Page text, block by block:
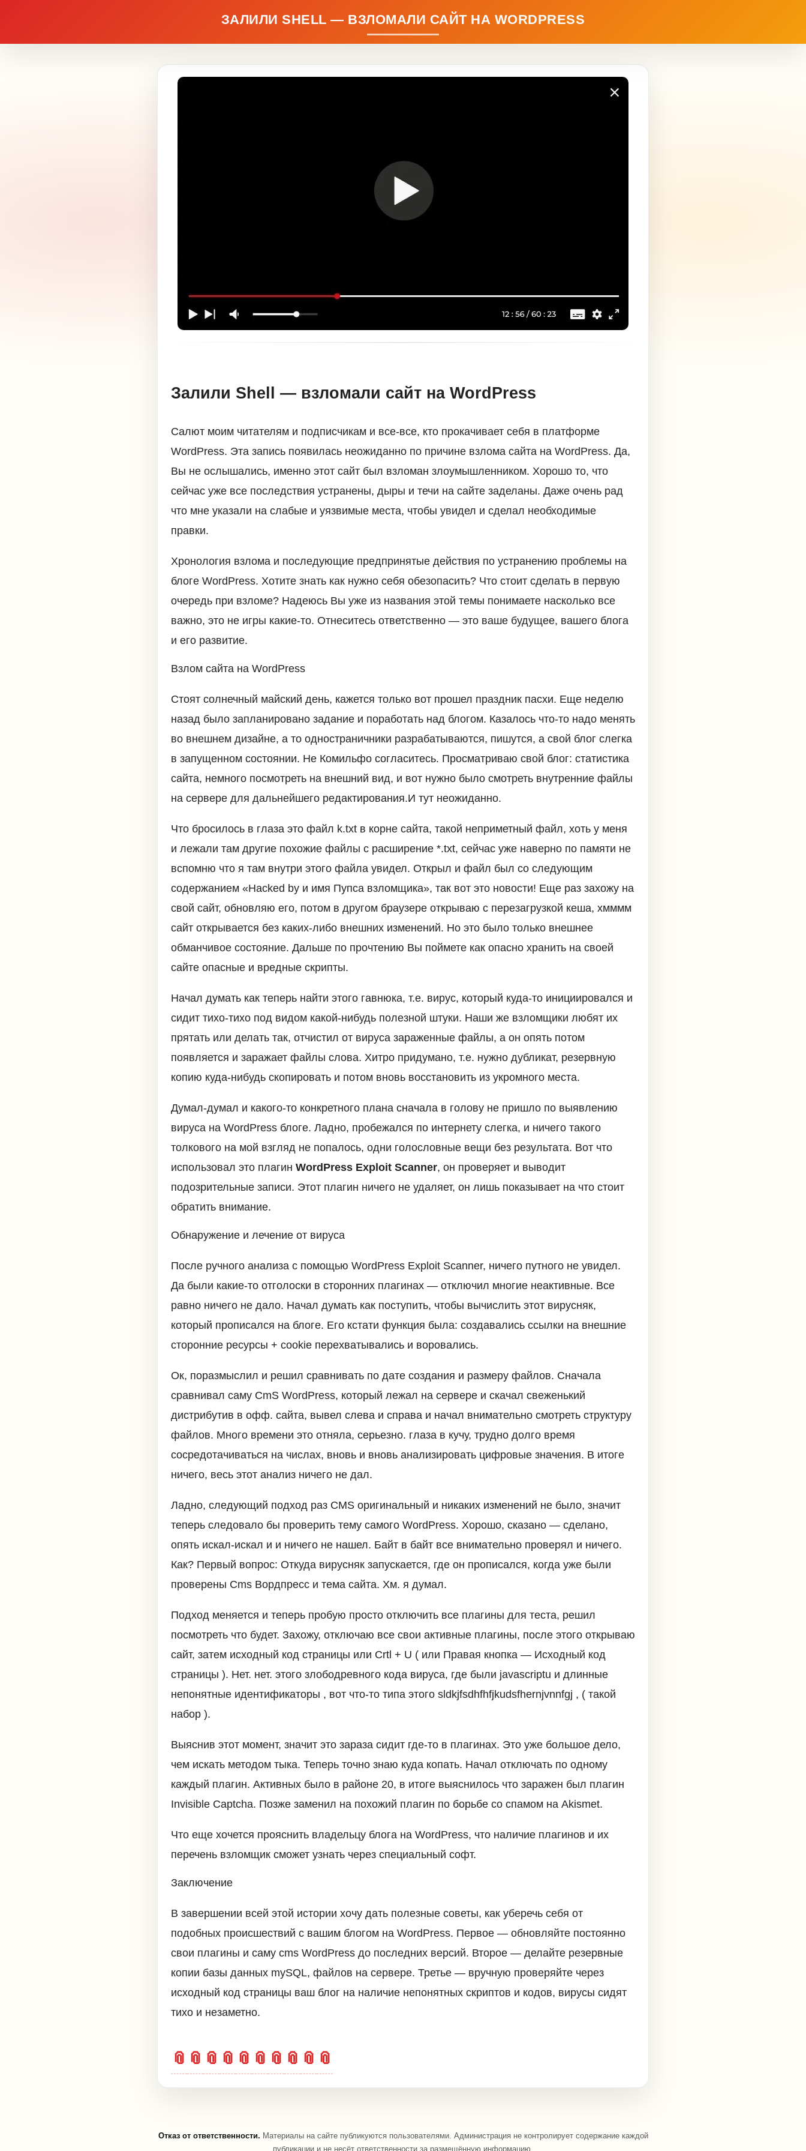
ЗАЛИЛИ SHELL — ВЗЛОМАЛИ САЙТ НА WORDPRESS
Залили Shell — взломали сайт на WordPress
Салют моим читателям и подписчикам и все-все, кто прокачивает себя в платформе
WordPress. Эта запись появилась неожиданно по причине взлома сайта на WordPress. Да,
Вы не ослышались, именно этот сайт был взломан злоумышленником. Хорошо то, что
сейчас уже все последствия устранены, дыры и течи на сайте заделаны. Даже очень рад
что мне указали на слабые и уязвимые места, чтобы увидел и сделал необходимые
правки.
Хронология взлома и последующие предпринятые действия по устранению проблемы на
блоге WordPress. Хотите знать как нужно себя обезопасить? Что стоит сделать в первую
очередь при взломе? Надеюсь Вы уже из названия этой темы понимаете насколько все
важно, это не игры какие-то. Отнеситесь ответственно — это ваше будущее, вашего блога
и его развитие.
Взлом сайта на WordPress
Стоят солнечный майский день, кажется только вот прошел праздник пасхи. Еще неделю
назад было запланировано задание и поработать над блогом. Казалось что-то надо менять
во внешнем дизайне, а то одностраничники разрабатываются, пишутся, а свой блог слегка
в запущенном состоянии. Не Комильфо согласитесь. Просматриваю свой блог: статистика
сайта, немного посмотреть на внешний вид, и вот нужно было смотреть внутренние файлы
на сервере для дальнейшего редактирования.И тут неожиданно.
Что бросилось в глаза это файл k.txt в корне сайта, такой неприметный файл, хоть у меня
и лежали там другие похожие файлы с расширение *.txt, сейчас уже наверно по памяти не
вспомню что я там внутри этого файла увидел. Открыл и файл был со следующим
содержанием «Hacked by и имя Пупса взломщика», так вот это новости! Еще раз захожу на
свой сайт, обновляю его, потом в другом браузере открываю с перезагрузкой кеша, хмммм
сайт открывается без каких-либо внешних изменений. Но это было только внешнее
обманчивое состояние. Дальше по прочтению Вы поймете как опасно хранить на своей
сайте опасные и вредные скрипты.
Начал думать как теперь найти этого гавнюка, т.е. вирус, который куда-то инициировался и
сидит тихо-тихо под видом какой-нибудь полезной штуки. Наши же взломщики любят их
прятать или делать так, отчистил от вируса зараженные файлы, а он опять потом
появляется и заражает файлы слова. Хитро придумано, т.е. нужно дубликат, резервную
копию куда-нибудь скопировать и потом вновь восстановить из укромного места.
Думал-думал и какого-то конкретного плана сначала в голову не пришло по выявлению
вируса на WordPress блоге. Ладно, пробежался по интернету слегка, и ничего такого
толкового на мой взгляд не попалось, одни голословные вещи без результата. Вот что
использовал это плагин WordPress Exploit Scanner, он проверяет и выводит
подозрительные записи. Этот плагин ничего не удаляет, он лишь показывает на что стоит
обратить внимание.
Обнаружение и лечение от вируса
После ручного анализа с помощью WordPress Exploit Scanner, ничего путного не увидел.
Да были какие-то отголоски в сторонних плагинах — отключил многие неактивные. Все
равно ничего не дало. Начал думать как поступить, чтобы вычислить этот вирусняк,
который прописался на блоге. Его кстати функция была: создавались ссылки на внешние
сторонние ресурсы + cookie перехватывались и воровались.
Ок, поразмыслил и решил сравнивать по дате создания и размеру файлов. Сначала
сравнивал саму CmS WordPress, который лежал на сервере и скачал свеженький
дистрибутив в офф. сайта, вывел слева и справа и начал внимательно смотреть структуру
файлов. Много времени это отняла, серьезно. глаза в кучу, трудно долго время
сосредотачиваться на числах, вновь и вновь анализировать цифровые значения. В итоге
ничего, весь этот анализ ничего не дал.
Ладно, следующий подход раз CMS оригинальный и никаких изменений не было, значит
теперь следовало бы проверить тему самого WordPress. Хорошо, сказано — сделано,
опять искал-искал и и ничего не нашел. Байт в байт все внимательно проверял и ничего.
Как? Первый вопрос: Откуда вирусняк запускается, где он прописался, когда уже были
проверены Cms Вордпресс и тема сайта. Хм. я думал.
Подход меняется и теперь пробую просто отключить все плагины для теста, решил
посмотреть что будет. Захожу, отключаю все свои активные плагины, после этого открываю
сайт, затем исходный код страницы или Crtl + U ( или Правая кнопка — Исходный код
страницы ). Нет. нет. этого злободревного кода вируса, где были javascriptu и длинные
непонятные идентификаторы , вот что-то типа этого sldkjfsdhfhfjkudsfhernjvnnfgj , ( такой
набор ).
Выяснив этот момент, значит это зараза сидит где-то в плагинах. Это уже большое дело,
чем искать методом тыка. Теперь точно знаю куда копать. Начал отключать по одному
каждый плагин. Активных было в районе 20, в итоге выяснилось что заражен был плагин
Invisible Captcha. Позже заменил на похожий плагин по борьбе со спамом на Akismet.
Что еще хочется прояснить владельцу блога на WordPress, что наличие плагинов и их
перечень взломщик сможет узнать через специальный софт.
Заключение
В завершении всей этой истории хочу дать полезные советы, как уберечь себя от
подобных происшествий с вашим блогом на WordPress. Первое — обновляйте постоянно
свои плагины и саму cms WordPress до последних версий. Второе — делайте резервные
копии базы данных mySQL, файлов на сервере. Третье — вручную проверяйте через
исходный код страницы ваш блог на наличие непонятных скриптов и кодов, вирусы сидят
тихо и незаметно.
📎 📎 📎 📎 📎 📎 📎 📎 📎 📎
Отказ от ответственности. Материалы на сайте публикуются пользователями. Администрация не контролирует содержание каждой
публикации и не несёт ответственности за размещённую информацию.